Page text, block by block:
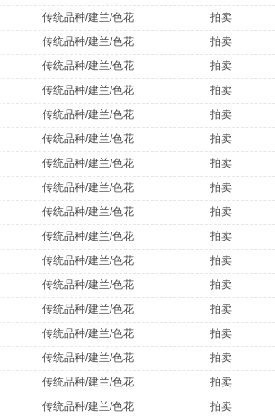
传统品种/建兰/色花 拍卖
传统品种/建兰/色花 拍卖
传统品种/建兰/色花 拍卖
传统品种/建兰/色花 拍卖
传统品种/建兰/色花 拍卖
传统品种/建兰/色花 拍卖
传统品种/建兰/色花 拍卖
传统品种/建兰/色花 拍卖
传统品种/建兰/色花 拍卖
传统品种/建兰/色花 拍卖
传统品种/建兰/色花 拍卖
传统品种/建兰/色花 拍卖
传统品种/建兰/色花 拍卖
传统品种/建兰/色花 拍卖
传统品种/建兰/色花 拍卖
传统品种/建兰/色花 拍卖
传统品种/建兰/色花 拍卖